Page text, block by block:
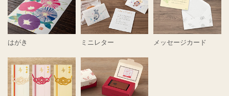
はがき ミニレター メッセージカード